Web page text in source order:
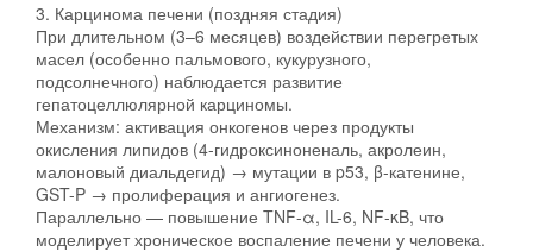
3. Карцинома печени (поздняя стадия)
При длительном (3–6 месяцев) воздействии перегретых
масел (особенно пальмового, кукурузного,
подсолнечного) наблюдается развитие
гепатоцеллюлярной карциномы.
Механизм: активация онкогенов через продукты
окисления липидов (4-гидроксиноненаль, акролеин,
малоновый диальдегид) → мутации в p53, β-катенине,
GST-P → пролиферация и ангиогенез.
Параллельно — повышение TNF-α, IL-6, NF-κB, что
моделирует хроническое воспаление печени у человека.